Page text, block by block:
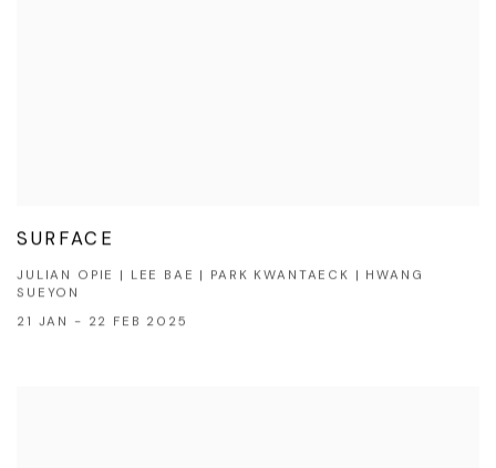
SURFACE
JULIAN OPIE | LEE BAE | PARK KWANTAECK | HWANG
SUEYON
21 JAN - 22 FEB 2025